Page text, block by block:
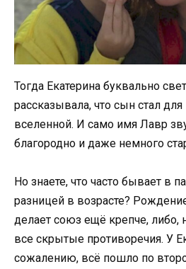
Тогда Екатерина буквально
рассказывала, что сын стал
вселенной. И само имя Лавр
благородно и даже немного
Но знаете, что часто бывает в
разницей в возрасте?
делает союз ещё крепче, либо,
все скрытые противоречия. У
сожалению, всё пошло по